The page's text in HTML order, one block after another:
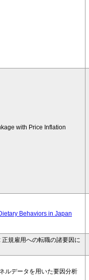
with Price Inflation
Behaviors in Japan
規雇用への転職の諸要因に
ルデータを用いた要因分析